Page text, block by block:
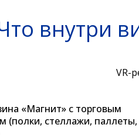
внутри
VR-
«Магнит» с торговым
(полки, стеллажи, паллеты,